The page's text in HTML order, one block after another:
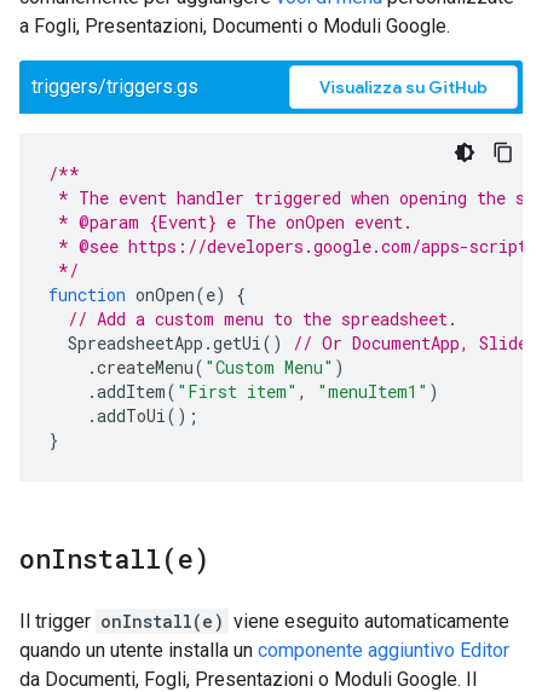
a Fogli, Presentazioni, Documenti o Moduli Google.
triggers/triggers.gs Visualizza su GitHub
/**
* The event handler triggered when opening the
* @param {Event} e The onOpen event.
* @see https://developers.google.com/apps-script/
*/
function onOpen(e)
{
// Add a custom menu to the spreadsheet.
SpreadsheetApp .getUi()
// Or DocumentApp,
.createMenu( "Custom Menu" )
.addItem( "First item" , "menuItem1" )
.addToUi();
}
onInstall(e)
Il trigger onInstall(e) viene eseguito automaticamente
quando un utente installa un componente aggiuntivo Editor
da Documenti, Fogli, Presentazioni o Moduli Google. Il